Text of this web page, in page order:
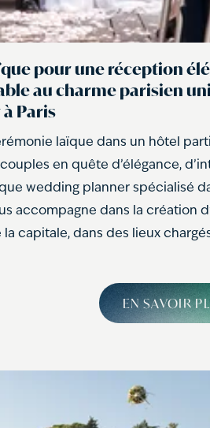
pour une réception
au charme parisien
Paris
laïque dans un hôtel
en quête d’élégance,
wedding planner spécialisé
accompagne dans la création
capitale, dans des lieux
EN SAVOIR